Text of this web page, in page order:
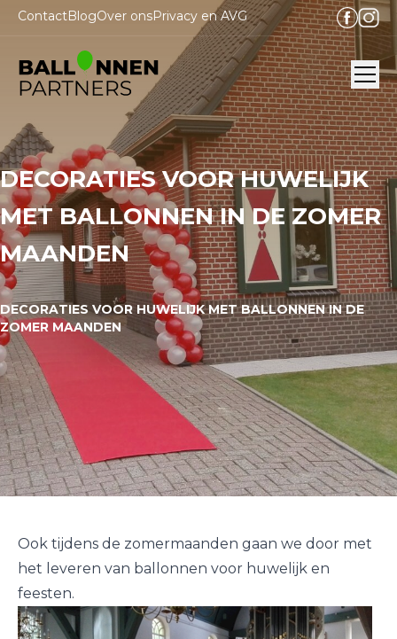
ContactBlogOver onsPrivacy en AVG
DECORATIES VOOR HUWELIJK
MET BALLONNEN IN DE ZOMER
MAANDEN
DECORATIES VOOR HUWELIJK MET BALLONNEN IN DE
ZOMER MAANDEN
Ook tijdens de zomermaanden gaan we door met
het leveren van ballonnen voor huwelijk en
feesten.